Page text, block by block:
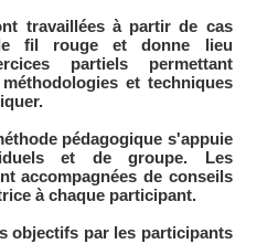
travaillées à partir de cas
fil rouge et donne lieu
partiels permettant
et techniques
pédagogique s'appuie
et de groupe. Les
accompagnées de conseils
à chaque participant.
objectifs par les participants